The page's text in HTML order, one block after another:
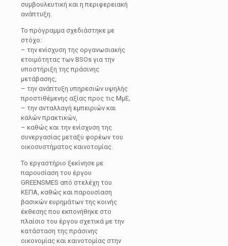
συμβουλευτική και η περιφερειακή
ανάπτυξη.
Το πρόγραμμα σχεδιάστηκε με
στόχο:
– την ενίσχυση της οργανωσιακής
ετοιμότητας των BSOs για την
υποστήριξη της πράσινης
μετάβασης,
– την ανάπτυξη υπηρεσιών υψηλής
προστιθέμενης αξίας προς τις ΜμΕ,
– την ανταλλαγή εμπειριών και
καλών πρακτικών,
– καθώς και την ενίσχυση της
συνεργασίας μεταξύ φορέων του
οικοσυστήματος καινοτομίας.
Το εργαστήριο ξεκίνησε με
παρουσίαση του έργου
GREENSMES από στελέχη του
ΚΕΠΑ, καθώς και παρουσίαση
βασικών ευρημάτων της κοινής
έκθεσης που εκπονήθηκε στο
πλαίσιο του έργου σχετικά με την
κατάσταση της πράσινης
οικονομίας και καινοτομίας στην